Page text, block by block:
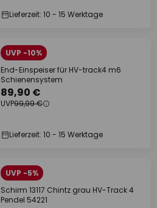
Lieferzeit: 10 - 15 Werktage
UVP -10%
End-Einspeiser für HV-track4 m6
Schienensystem
89,90 €
UVP99,99 €
Lieferzeit: 10 - 15 Werktage
UVP -5%
Schirm 13117 Chintz grau HV-Track 4
Pendel 54221